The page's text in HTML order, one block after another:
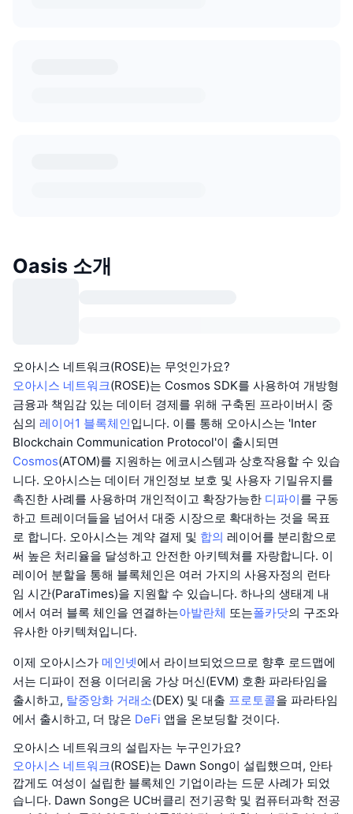
Oasis 소개
오아시스 네트워크(ROSE)는 무엇인가요?
오아시스 네트워크(ROSE)는 Cosmos SDK를 사용하여 개방형
금융과 책임감 있는 데이터 경제를 위해 구축된 프라이버시 중
심의 레이어1 블록체인입니다. 이를 통해 오아시스는 'Inter
Blockchain Communication Protocol'이 출시되면
Cosmos(ATOM)를 지원하는 에코시스템과 상호작용할 수 있습
니다. 오아시스는 데이터 개인정보 보호 및 사용자 기밀유지를
촉진한 사례를 사용하며 개인적이고 확장가능한 디파이를 구동
하고 트레이더들을 넘어서 대중 시장으로 확대하는 것을 목표
로 합니다. 오아시스는 계약 결제 및 합의 레이어를 분리함으로
써 높은 처리율을 달성하고 안전한 아키텍쳐를 자랑합니다. 이
레이어 분할을 통해 블록체인은 여러 가지의 사용자정의 런타
임 시간(ParaTimes)을 지원할 수 있습니다. 하나의 생태계 내
에서 여러 블록 체인을 연결하는아발란체 또는폴카닷의 구조와
유사한 아키텍쳐입니다.
이제 오아시스가 메인넷에서 라이브되었으므로 향후 로드맵에
서는 디파이 전용 이더리움 가상 머신(EVM) 호환 파라타임을
출시하고, 탈중앙화 거래소(DEX) 및 대출 프로토콜을 파라타임
에서 출시하고, 더 많은 DeFi 앱을 온보딩할 것이다.
오아시스 네트워크의 설립자는 누구인가요?
오아시스 네트워크(ROSE)는 Dawn Song이 설립했으며, 안타
깝게도 여성이 설립한 블록체인 기업이라는 드문 사례가 되었
습니다. Dawn Song은 UC버클리 전기공학 및 컴퓨터과학 전공